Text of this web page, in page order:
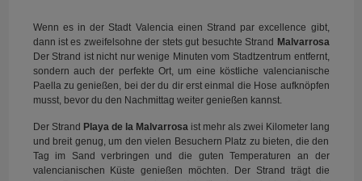
Wenn es in der Stadt Valencia einen Strand par excellence gibt,
dann ist es zweifelsohne der stets gut besuchte Strand Malvarrosa
Der Strand ist nicht nur wenige Minuten vom Stadtzentrum entfernt,
sondern auch der perfekte Ort, um eine köstliche valencianische
Paella zu genießen, bei der du dir erst einmal die Hose aufknöpfen
musst, bevor du den Nachmittag weiter genießen kannst.
Der Strand Playa de la Malvarrosaist mehr als zwei Kilometer lang
und breit genug, um den vielen Besuchern Platz zu bieten, die den
Tag im Sand verbringen und die guten Temperaturen an der
valencianischen Küste genießen möchten. Der Strand trägt die